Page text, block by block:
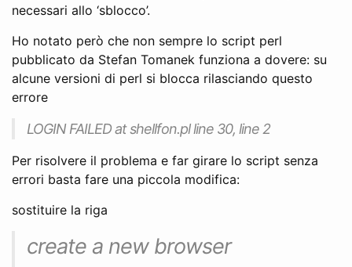
necessari allo ‘sblocco’.
Ho notato però che non sempre lo script perl
pubblicato da Stefan Tomanek funziona a dovere: su
alcune versioni di perl si blocca rilasciando questo
errore
LOGIN FAILED at shellfon.pl line 30, line 2
Per risolvere il problema e far girare lo script senza
errori basta fare una piccola modifica:
sostituire la riga
create a new browser